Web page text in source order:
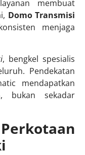
membuat
Domo Transmisi
menjaga
, bengkel spesialis
Pendekatan
mendapatkan
bukan sekadar